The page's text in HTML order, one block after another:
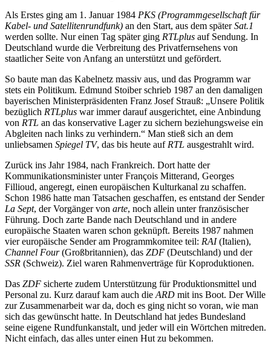
Als Erstes ging am 1. Januar 1984 PKS (Programmgesellschaft für
Kabel- und Satellitenrundfunk) an den Start, aus dem späterSat.1
werden sollte. Nur einen Tag später ging RTLplus auf Sendung. In
Deutschland wurde die Verbreitung des Privatfernsehens von
staatlicher Seite von Anfang an unterstützt und gefördert.
So baute man das Kabelnetz massiv aus, und das Programm war
stets ein Politikum. Edmund Stoiber schrieb 1987 an den damaligen
bayerischen Ministerpräsidenten Franz Josef Strauß: „Unsere Politik
bezüglich RTLplus war immer darauf ausgerichtet, eine Anbindung
von RTL an das konservative Lager zu sichern beziehungsweise ein
Abgleiten nach links zu verhindern.“ Man stieß sich an dem
unliebsamen Spiegel TV, das bis heute auf RTL ausgestrahlt wird.
Zurück ins Jahr 1984, nach Frankreich. Dort hatte der
Kommunikationsminister unter François Mitterand, Georges
Fillioud, angeregt, einen europäischen Kulturkanal zu schaffen.
Schon 1986 hatte man Tatsachen geschaffen, es entstand der Sender
La Sept, der Vorgänger von arte, noch allein unter französischer
Führung. Doch zarte Bande nach Deutschland und in andere
europäische Staaten waren schon geknüpft. Bereits 1987 nahmen
vier europäische Sender am Programmkomitee teil: RAI(Italien),
Channel Four(Großbritannien), das ZDF (Deutschland) und der
SSR (Schweiz). Ziel waren Rahmenverträge für Koproduktionen.
Das ZDF sicherte zudem Unterstützung für Produktionsmittel und
Personal zu. Kurz darauf kam auch die ARD mit ins Boot. Der Wille
zur Zusammenarbeit war da, doch es ging nicht so voran, wie man
sich das gewünscht hatte. In Deutschland hat jedes Bundesland
seine eigene Rundfunkanstalt, und jeder will ein Wörtchen mitreden.
Nicht einfach, das alles unter einen Hut zu bekommen.